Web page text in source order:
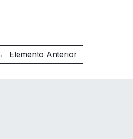
← Elemento Anterior